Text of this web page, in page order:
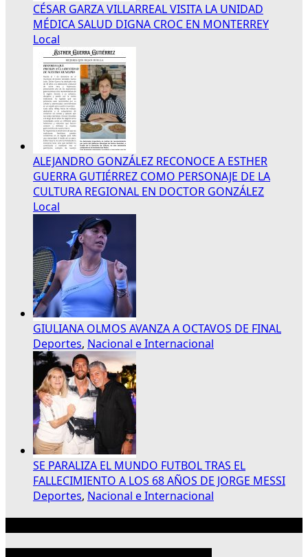
CÉSAR GARZA VILLARREAL VISITA LA UNIDAD
MÉDICA SALUD DIGNA CROC EN MONTERREY
Local
ALEJANDRO GONZÁLEZ RECONOCE A ESTHER
GUERRA GUTIÉRREZ COMO PERSONAJE DE LA
CULTURA REGIONAL EN DOCTOR GONZÁLEZ
Local
GIULIANA OLMOS AVANZA A OCTAVOS DE FINAL
Deportes, Nacional e Internacional
SE PARALIZA EL MUNDO FUTBOL TRAS EL
FALLECIMIENTO A LOS 68 AÑOS DE JORGE MESSI
Deportes, Nacional e Internacional